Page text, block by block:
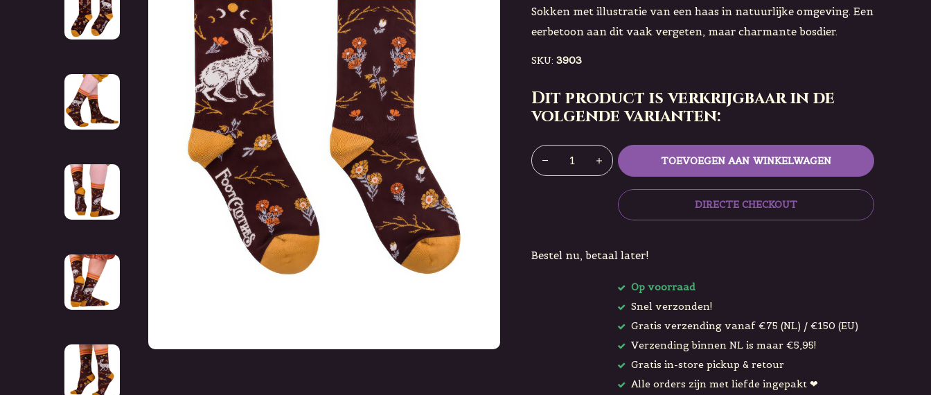
Sokken met illustratie van een haas in natuurlijke omgeving. Een
eerbetoon aan dit vaak vergeten, maar charmante bosdier.
SKU: 3903
Dit product is verkrijgbaar in de
volgende varianten:
TOEVOEGEN AAN WINKELWAGEN
DIRECTE CHECKOUT
Bestel nu, betaal later!
Op voorraad
Snel verzonden!
Gratis verzending vanaf €75 (NL) / €150 (EU)
Verzending binnen NL is maar €5,95!
Gratis in-store pickup & retour
Alle orders zijn met liefde ingepakt ❤